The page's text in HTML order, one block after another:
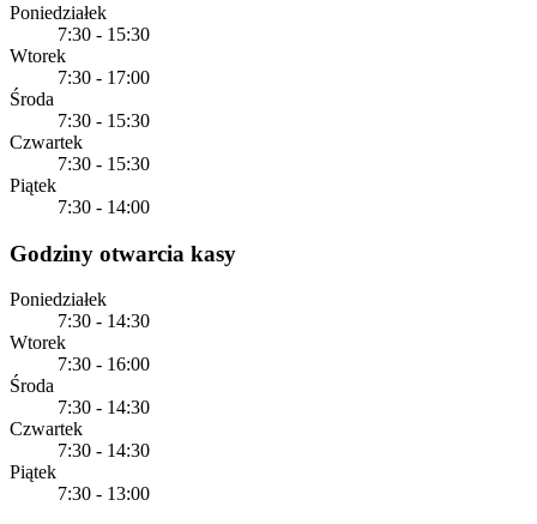
Poniedziałek
7:30 - 15:30
Wtorek
7:30 - 17:00
Środa
7:30 - 15:30
Czwartek
7:30 - 15:30
Piątek
7:30 - 14:00
Godziny otwarcia kasy
Poniedziałek
7:30 - 14:30
Wtorek
7:30 - 16:00
Środa
7:30 - 14:30
Czwartek
7:30 - 14:30
Piątek
7:30 - 13:00